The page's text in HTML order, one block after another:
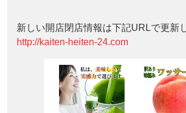
新しい開店閉店情報は下記URLで更新
http://kaiten-heiten-24.com